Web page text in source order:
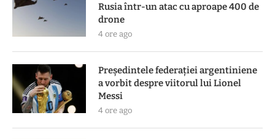
Rusia într-un atac cu aproape 400 de
drone
4 ore ago
Președintele federației argentiniene
a vorbit despre viitorul lui Lionel
Messi
4 ore ago